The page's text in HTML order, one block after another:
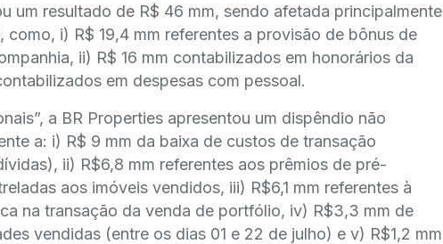
um resultado de R$ 46 mm, sendo afetada principalmente
como, i) R$ 19,4 mm referentes a provisão de bônus de
ii) R$ 16 mm contabilizados em honorários da
em despesas com pessoal.
a BR Properties apresentou um dispêndio não
a: i) R$ 9 mm da baixa de custos de transação
ii) R$6,8 mm referentes aos prêmios de pré-
aos imóveis vendidos, iii) R$6,1 mm referentes à
na transação da venda de portfólio, iv) R$3,3 mm de
vendidas (entre os dias 01 e 22 de julho) e v) R$1,2 mm